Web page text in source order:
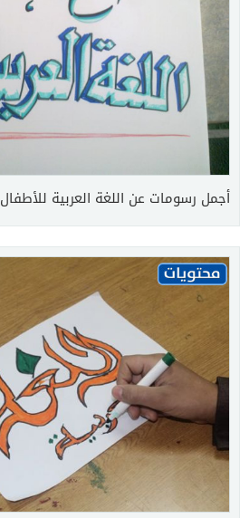
أجمل رسومات عن اللغة العربية للأطفال